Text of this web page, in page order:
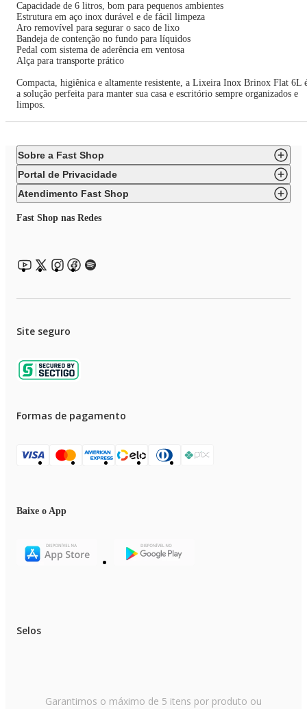
Capacidade de 6 litros, bom para pequenos ambientes
Estrutura em aço inox durável e de fácil limpeza
Aro removível para segurar o saco de lixo
Bandeja de contenção no fundo para líquidos
Pedal com sistema de aderência em ventosa
Alça para transporte prático
Compacta, higiênica e altamente resistente, a Lixeira Inox Brinox Flat 6L
a solução perfeita para manter sua casa e escritório sempre organizados e
limpos.
Sobre a Fast Shop
Portal de Privacidade
Atendimento Fast Shop
Fast Shop nas Redes
Site seguro
Formas de pagamento
Baixe o App
Selos
Garantimos o máximo de 5 itens por produto ou